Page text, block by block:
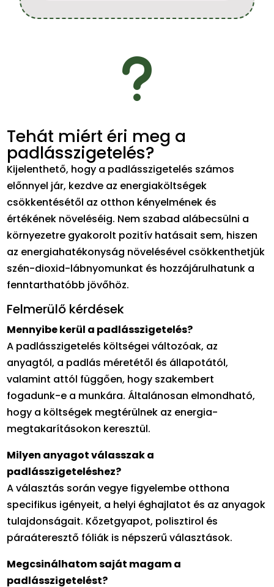
u
Tehát miért éri meg a
padlásszigetelés?
Kijelenthető, hogy a padlásszigetelés számos
előnnyel jár, kezdve az energiaköltségek
csökkentésétől az otthon kényelmének és
értékének növeléséig. Nem szabad alábecsülni a
környezetre gyakorolt pozitív hatásait sem, hiszen
az energiahatékonyság növelésével csökkenthetjük
szén-dioxid-lábnyomunkat és hozzájárulhatunk a
fenntarthatóbb jövőhöz.
Felmerülő kérdések
Mennyibe kerül a padlásszigetelés?
A padlásszigetelés költségei változóak, az
anyagtól, a padlás méretétől és állapotától,
valamint attól függően, hogy szakembert
fogadunk-e a munkára. Általánosan elmondható,
hogy a költségek megtérülnek az energia-
megtakarításokon keresztül.
Milyen anyagot válasszak a
padlásszigeteléshez?
A választás során vegye figyelembe otthona
specifikus igényeit, a helyi éghajlatot és az anyagok
tulajdonságait. Kőzetgyapot, polisztirol és
páraáteresztő fóliák is népszerű választások.
Megcsinálhatom saját magam a
padlásszigetelést?